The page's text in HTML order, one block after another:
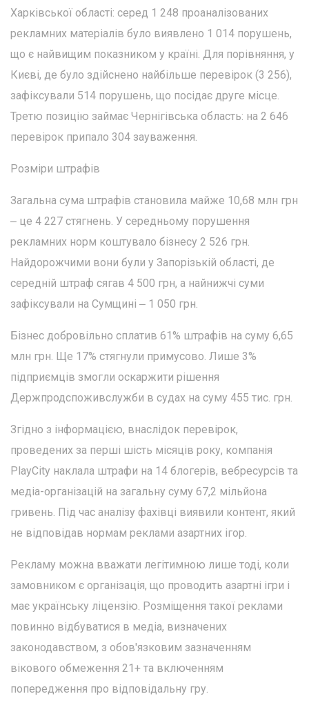
Харківської області: серед 1 248 проаналізованих
рекламних матеріалів було виявлено 1 014 порушень,
що є найвищим показником у країні. Для порівняння, у
Києві, де було здійснено найбільше перевірок (3 256),
зафіксували 514 порушень, що посідає друге місце.
Третю позицію займає Чернігівська область: на 2 646
перевірок припало 304 зауваження.
Розміри штрафів
Загальна сума штрафів становила майже 10,68 млн грн
‒ це 4 227 стягнень. У середньому порушення
рекламних норм коштувало бізнесу 2 526 грн.
Найдорожчими вони були у Запорізькій області, де
середній штраф сягав 4 500 грн, а найнижчі суми
зафіксували на Сумщині ‒ 1 050 грн.
Бізнес добровільно сплатив 61% штрафів на суму 6,65
млн грн. Ще 17% стягнули примусово. Лише 3%
підприємців змогли оскаржити рішення
Держпродспоживслужби в судах на суму 455 тис. грн.
Згідно з інформацією, внаслідок перевірок,
проведених за перші шість місяців року, компанія
PlayCity наклала штрафи на 14 блогерів, вебресурсів та
медіа-організацій на загальну суму 67,2 мільйона
гривень. Під час аналізу фахівці виявили контент, який
не відповідав нормам реклами азартних ігор.
Рекламу можна вважати легітимною лише тоді, коли
замовником є організація, що проводить азартні ігри і
має українську ліцензію. Розміщення такої реклами
повинно відбуватися в медіа, визначених
законодавством, з обов'язковим зазначенням
вікового обмеження 21+ та включенням
попередження про відповідальну гру.